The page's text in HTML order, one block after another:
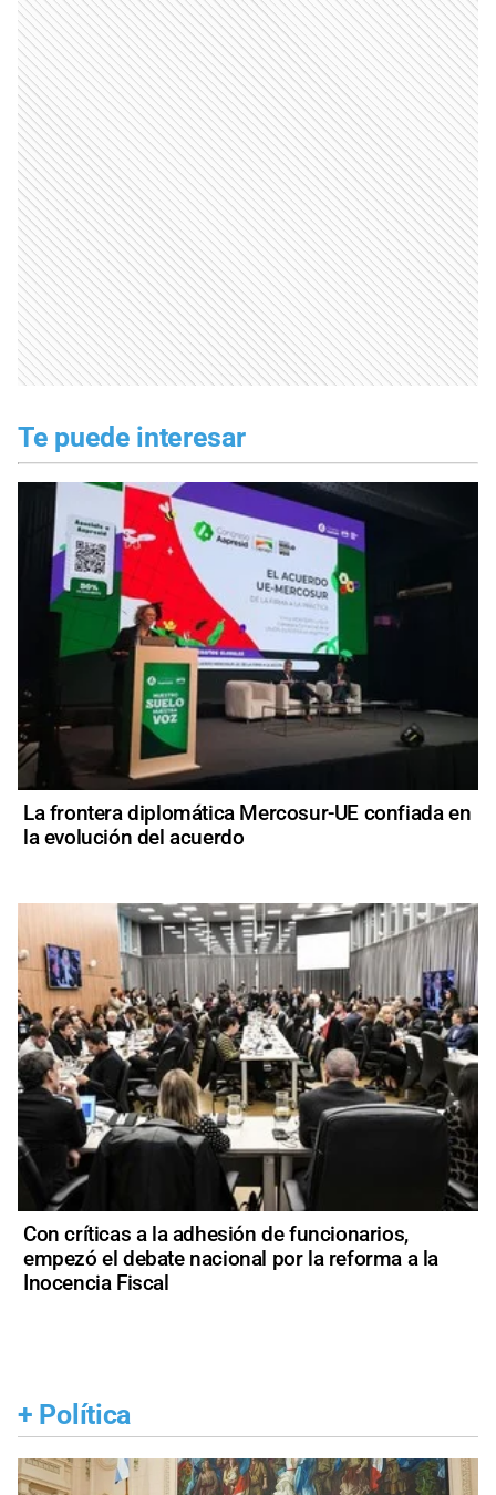
Te puede interesar
La frontera diplomática Mercosur-UE confiada en
la evolución del acuerdo
Con críticas a la adhesión de funcionarios,
empezó el debate nacional por la reforma a la
Inocencia Fiscal
+ Política